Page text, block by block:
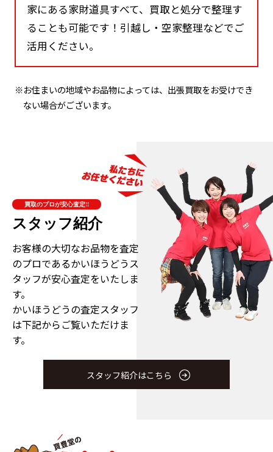
家にある家財道具すべて、買取と処分で整理す
ることも可能です！引越し・空家整理などでご
活用ください。
※お住まいの地域やお品物によっては、出張買取をお受けでき
ない場合がございます。
買取のプロが安心査定!!
スタッフ紹介
お客様の大切なお品物を査定
のプロであるかいほうどうス
タッフが安心査定をいたしま
す。
かいほうどうの査定スタッフ
は下記からご覧いただけま
す。
スタッフ紹介はこちら